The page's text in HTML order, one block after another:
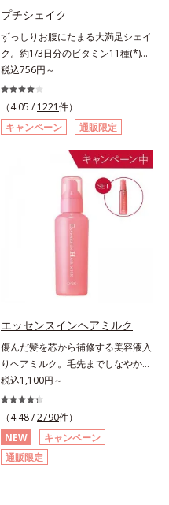
れて丸い粉体になる「バウンスロー
上で転がりやすく、ひと塗りでふわ
っとのび広がります。
プチシェイク
ずっしりお腹にたまる大満足シェイ
ク。約1/3日分のビタミン11種(*)・
鉄分・食物繊維配合でダイエットと
美容をしっかりサポート。食事とお
きかえるだけで簡単にカロリーを抑
えつつ、果実のいいところをまるご
と使って栄養バランスUP。食物繊
維やビタミン、鉄分などの不足しが
ちな栄養素をチャージして、健康的
なダイエットを後押しします。さら
に牛乳以外に、豆乳やヨーグルトに
も混ぜることができ、気分や摂りた
い栄養、空腹具合に合わせて食べ方
のアレンジは自由自在！自然な果実
の味を活かした美味しさで、ハッピ
ーなダイエットを目指します。* ビ
D、E、ナイアシン、パントテン
酸、葉酸各商品の詳しい情報は商品
ページをご覧ください。・BEAUTY
夏祭りは、こちら
税込756円～
（4.05 / 1221件）
キャンペーン
通販限定
エッセンスインヘアミルク
傷んだ髪を芯から補修する美容液入
りヘアミルク。毛先までしなやかな
美髪へ。パサつき、広がり、枝毛、
ツヤ不足・・・髪のお悩みは尽きな
いもの。エッセンスインヘアミルク
は、そんなお悩みを解決する洗い流
さないタイプのトリートメントで
す。サロン業界注目の美髪成分
税込1,100円～
（4.48 /2790件）
NEW
キャンペーン
通販限定